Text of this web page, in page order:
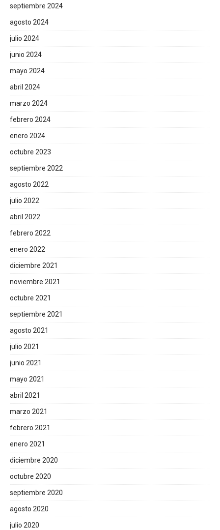
septiembre 2024
agosto 2024
julio 2024
junio 2024
mayo 2024
abril 2024
marzo 2024
febrero 2024
enero 2024
octubre 2023
septiembre 2022
agosto 2022
julio 2022
abril 2022
febrero 2022
enero 2022
diciembre 2021
noviembre 2021
octubre 2021
septiembre 2021
agosto 2021
julio 2021
junio 2021
mayo 2021
abril 2021
marzo 2021
febrero 2021
enero 2021
diciembre 2020
octubre 2020
septiembre 2020
agosto 2020
julio 2020